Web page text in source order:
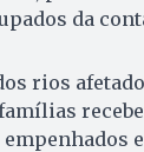
da
rios